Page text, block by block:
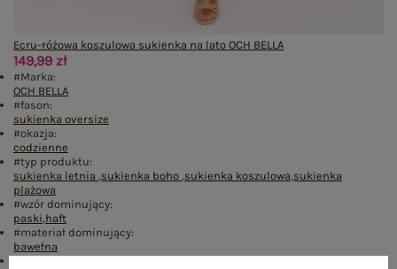
Ecru-różowa koszulowa sukienka na lato OCH BELLA
149,99 zł
#Marka:
OCH BELLA
#fason:
sukienka oversize
#okazja:
codzienne
#typ produktu:
sukienka letnia ,sukienka boho ,sukienka koszulowa,sukienka
plażowa
#wzór dominujący:
paski,haft
#materiał dominujący:
bawełna
#długość: